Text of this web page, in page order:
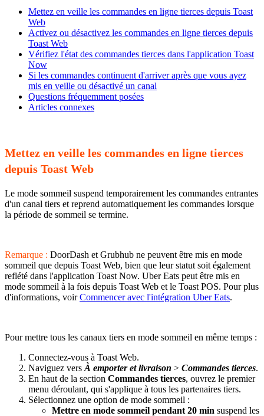
Mettez en veille les commandes en ligne tierces depuis Toast
Web
Activez ou désactivez les commandes en ligne tierces depuis
Toast Web
Vérifiez l'état des commandes tierces dans l'application Toast
Now
Si les commandes continuent d'arriver après que vous ayez
mis en veille ou désactivé un canal
Questions fréquemment posées
Articles connexes
Mettez en veille les commandes en ligne tierces
depuis Toast Web
Le mode sommeil suspend temporairement les commandes entrantes
d'un canal tiers et reprend automatiquement les commandes lorsque
la période de sommeil se termine.
Remarque : DoorDash et Grubhub ne peuvent être mis en mode
sommeil que depuis Toast Web, bien que leur statut soit également
reflété dans l'application Toast Now. Uber Eats peut être mis en
mode sommeil à la fois depuis Toast Web et le Toast POS. Pour plus
d'informations, voirCommencer avec l'intégration Uber Eats.
Pour mettre tous les canaux tiers en mode sommeil en même temps :
Connectez-vous à Toast Web.
Naviguez vers À emporter et livraison > Commandes tierces.
En haut de la section Commandes tierces, ouvrez le premier
menu déroulant, qui s'applique à tous les partenaires tiers.
Sélectionnez une option de mode sommeil :
Mettre en mode sommeil pendant 20 min suspend les